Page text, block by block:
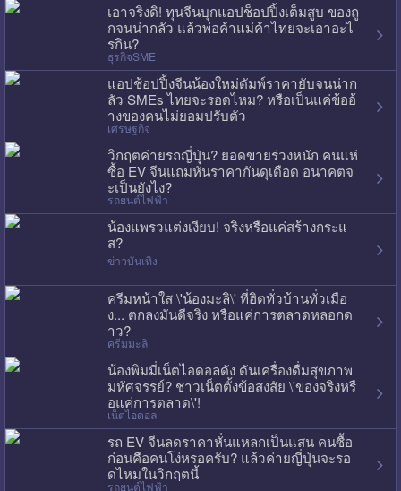
เอาจริงดิ! ทุนจีนบุกแอปช็อปปิ้งเต็มสูบ ของถู
กจนน่ากลัว แล้วพ่อค้าแม่ค้าไทยจะเอาอะไ
รกิน?
ธุรกิจSME
แอปช้อปปิ้งจีนน้องใหม่ดัมพ์ราคายับจนน่าก
ลัว SMEs ไทยจะรอดไหม? หรือเป็นแค่ข้ออ้
างของคนไม่ยอมปรับตัว
เศรษฐกิจ
วิกฤตค่ายรถญี่ปุ่น? ยอดขายร่วงหนัก คนแห่
ซื้อ EV จีนแถมหั่นราคากันดุเดือด อนาคตจ
ะเป็นยังไง?
รถยนต์ไฟฟ้า
น้องแพรวแต่งเงียบ! จริงหรือแค่สร้างกระแ
ส?
ข่าวบันเทิง
ครีมหน้าใส \'น้องมะลิ\' ที่ฮิตทั่วบ้านทั่วเมือ
ง... ตกลงมันดีจริง หรือแค่การตลาดหลอกด
าว?
ครีมมะลิ
น้องพิมมี่เน็ตไอดอลดัง ดันเครื่องดื่มสุขภาพ
มหัศจรรย์? ชาวเน็ตตั้งข้อสงสัย \'ของจริงหรื
อแค่การตลาด\'!
เน็ตไอดอล
รถ EV จีนลดราคาหั่นแหลกเป็นแสน คนซื้อ
ก่อนคือคนโง่หรอครับ? แล้วค่ายญี่ปุ่นจะรอ
ดไหมในวิกฤตนี้
รถยนต์ไฟฟ้า